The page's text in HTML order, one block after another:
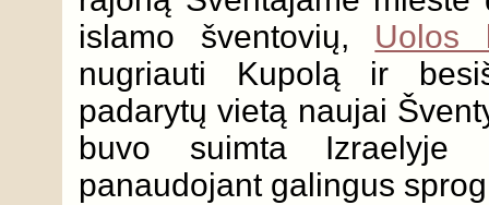
islamo šventovių, Uolos
nugriauti Kupolą ir
padarytų vietą naujai
buvo suimta Izraelyje
panaudojant galingus